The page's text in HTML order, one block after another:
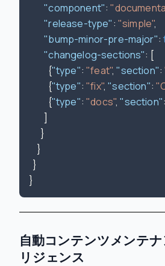
"component":
"release-type": "simple",
"bump-minor-pre-major":
"changelog-sections": [
{"type": "feat", "section":
{"type": "fix", "section":
{"type": "docs", "section":
]
}
}
}
}
自動コンテンツメンテ
リジェンス